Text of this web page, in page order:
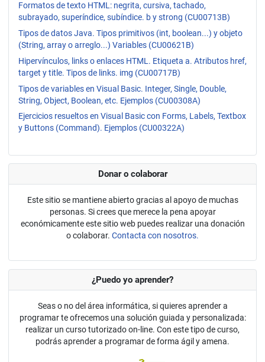
Formatos de texto HTML: negrita, cursiva, tachado,
subrayado, superíndice, subíndice. b y strong (CU00713B)
Tipos de datos Java. Tipos primitivos (int, boolean...) y objeto
(String, array o arreglo...) Variables (CU00621B)
Hipervínculos, links o enlaces HTML. Etiqueta a. Atributos href,
target y title. Tipos de links. img (CU00717B)
Tipos de variables en Visual Basic. Integer, Single, Double,
String, Object, Boolean, etc. Ejemplos (CU00308A)
Ejercicios resueltos en Visual Basic con Forms, Labels, Textbox
y Buttons (Command). Ejemplos (CU00322A)
Donar o colaborar
Este sitio se mantiene abierto gracias al apoyo de muchas
personas. Si crees que merece la pena apoyar
económicamente este sitio web puedes realizar una donación
o colaborar. Contacta con nosotros.
¿Puedo yo aprender?
Seas o no del área informática, si quieres aprender a
programar te ofrecemos una solución guiada y personalizada:
realizar un curso tutorizado on-line. Con este tipo de curso,
podrás aprender a programar de forma ágil y amena.